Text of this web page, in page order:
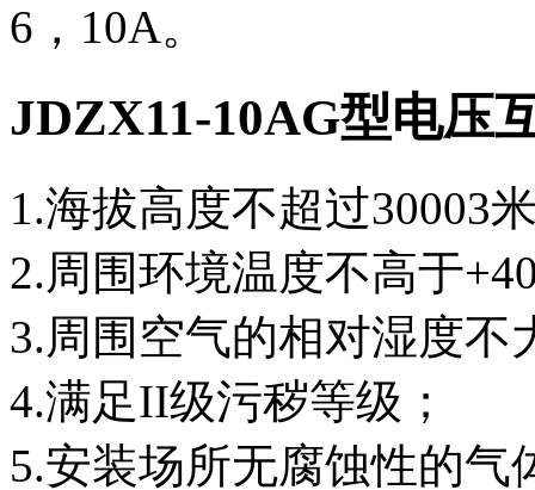
6，10A。
JDZX11-10AG型电压
1.海拔高度不超过30003
2.周围环境温度不高于
3.周围空气的相对湿度不
4.满足II级污秽等级；
5.安装场所无腐蚀性的气